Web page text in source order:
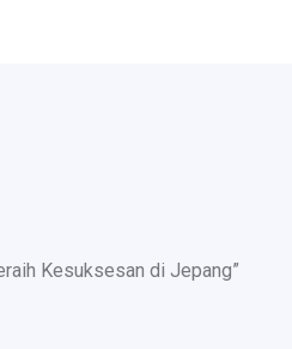
Kesuksesan di Jepang”